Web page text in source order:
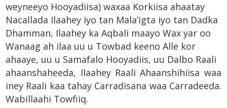
weyneeyo Hooyadiisa) waxaa Korkiisa ahaatay
Nacallada Ilaahey iyo tan Mala’igta iyo tan Dadka
Dhamman, Ilaahey ka Aqbali maayo Wax yar oo
Wanaag ah ilaa uu u Towbad keeno Alle kor
ahaaye, uu u Samafalo Hooyadiis, uu Dalbo Raali
ahaanshaheeda, Ilaahey Raali Ahaanshihiisa waa
iney Raali kaa tahay Carradisana waa Carradeeda.
Wabillaahi Towfiiq.